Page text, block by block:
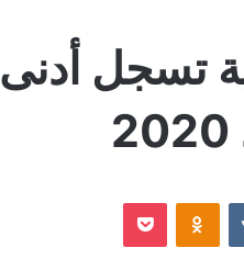
تسجل أدنى
‏VKontakte